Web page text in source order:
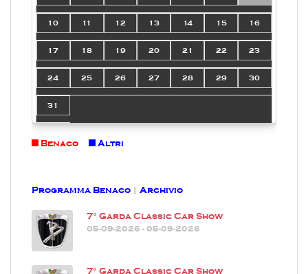
10 11 12 13 14 15 16
17 18 19 20 21 22 23
24 25 26 27 28 29 30
31
Benaco Altri
Programma Benaco | Archivio
7° Garda Classic Car Show
05-09-2026 - 05-09-2026
7° Garda Classic Car Show